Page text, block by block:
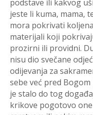
podstave ili kakvog
jeste li kuma, mama,
mora pokrivati
materijali koji
prozirni ili providni.
nisu dio svečane
odijevanja za
sebe već pred
je stalo do tog
krikove pogotovo